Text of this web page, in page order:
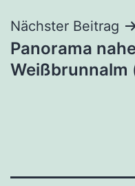
Nächster Beitrag
Panorama
Weißbrunnalm